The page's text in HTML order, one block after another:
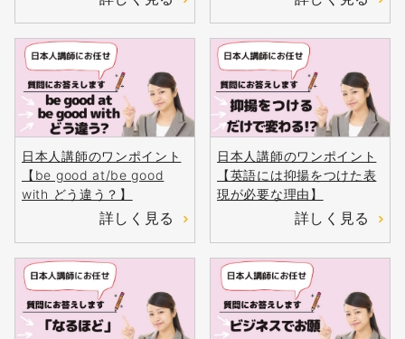
日本人講師のワンポイント
【be good at/be good
with どう違う？】
詳しく見る
日本人講師のワンポイント
【英語には抑揚をつけた表
現が必要な理由】
詳しく見る